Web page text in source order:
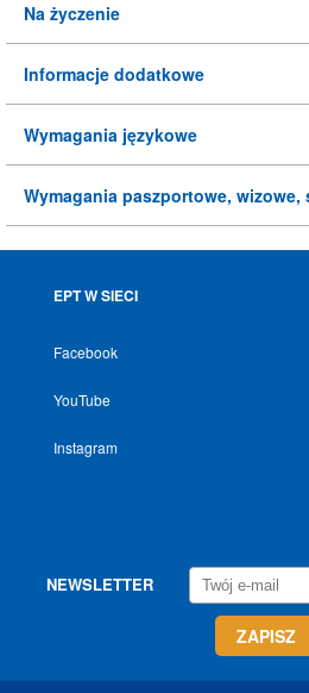
Na życzenie
Informacje dodatkowe
Wymagania językowe
Wymagania paszportowe,
EPT W SIECI
Facebook
YouTube
Instagram
NEWSLETTER